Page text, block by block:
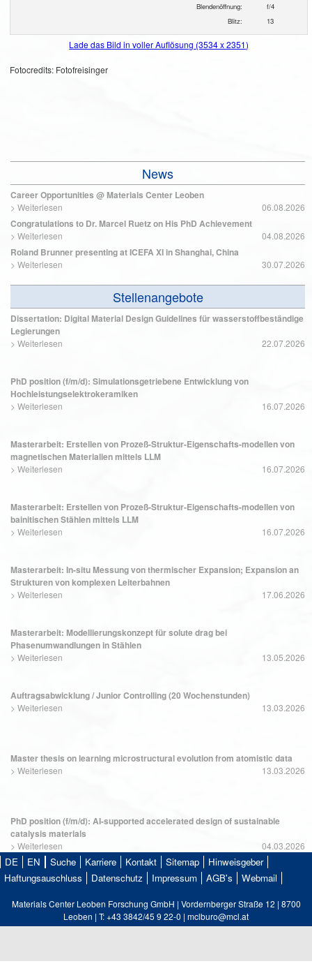
Blendenöffnung:
f/4
Blitz:
13
Lade das Bild in voller Auflösung (3534 x 2351)
Fotocredits: Fotofreisinger
News
Career Opportunities @ Materials Center Leoben
> Weiterlesen 06.08.2026
Congratulations to Dr. Marcel Ruetz on His PhD Achievement
> Weiterlesen 04.08.2026
Roland Brunner presenting at ICEFA XI in Shanghai, China
> Weiterlesen 30.07.2026
Stellenangebote
Dissertation: Digital Material Design Guidelines für wasserstoffbeständige
Legierungen
> Weiterlesen 22.07.2026
PhD position (f/m/d): Simulationsgetriebene Entwicklung von
Hochleistungselektrokeramiken
> Weiterlesen 16.07.2026
Masterarbeit: Erstellen von Prozeß-Struktur-Eigenschafts-modellen von
magnetischen Materialien mittels LLM
> Weiterlesen 16.07.2026
Masterarbeit: Erstellen von Prozeß-Struktur-Eigenschafts-modellen von
bainitischen Stählen mittels LLM
> Weiterlesen 16.07.2026
Masterarbeit: In-situ Messung von thermischer Expansion; Expansion an
Strukturen von komplexen Leiterbahnen
> Weiterlesen 17.06.2026
Masterarbeit: Modellierungskonzept für solute drag bei
Phasenumwandlungen in Stählen
> Weiterlesen 13.05.2026
Auftragsabwicklung / Junior Controlling (20 Wochenstunden)
> Weiterlesen 13.03.2026
Master thesis on learning microstructural evolution from atomistic data
> Weiterlesen 13.03.2026
PhD position (f/m/d): AI-supported accelerated design of sustainable
catalysis materials
> Weiterlesen 04.03.2026
DE EN Suche Karriere Kontakt Sitemap
Hinweisgeber
Haftungsauschluss
Datenschutz Impressum AGB's Webmail
Materials Center Leoben Forschung GmbH | Vordernberger Straße 12 | 8700
Leoben | T: +43 3842/45 9 22-0 | mclburo@mcl.at